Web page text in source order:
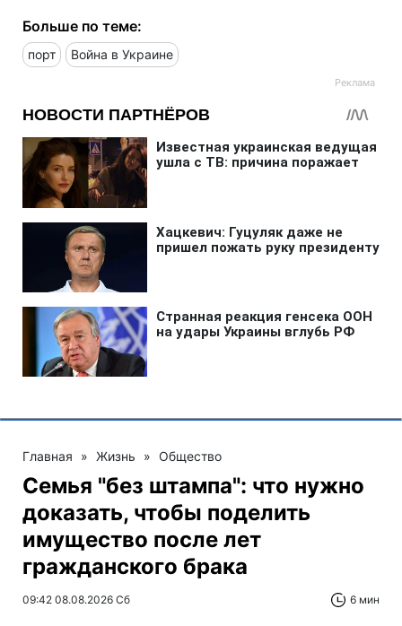
Больше по теме:
порт Война в Украине
Главная » Жизнь » Общество
Семья "без штампа": что нужно
доказать, чтобы поделить
имущество после лет
гражданского брака
09:42 08.08.2026 Сб 6 мин